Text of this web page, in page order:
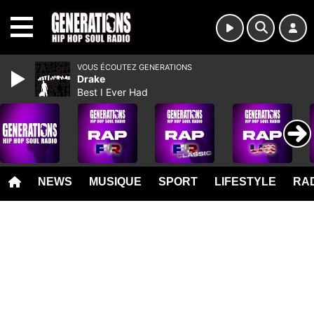
NEWS MUSIQUE SPORT LIFESTYLE
VOUS ÉCOUTEZ GENERATIONS
Drake
Best I Ever Had